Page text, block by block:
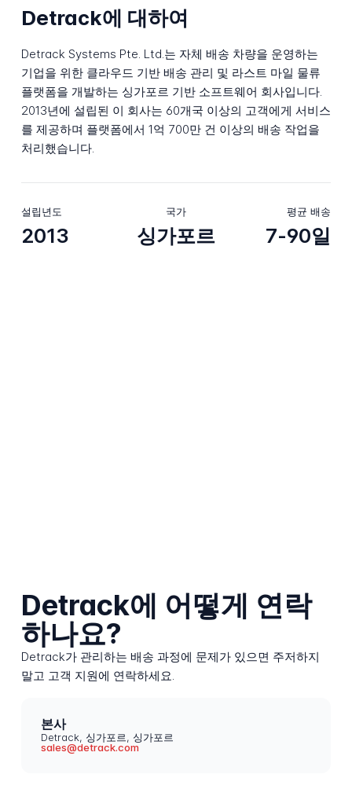
Detrack에 대하여
Detrack Systems Pte. Ltd.는 자체 배송 차량을 운영하는
기업을 위한 클라우드 기반 배송 관리 및 라스트 마일 물류
플랫폼을 개발하는 싱가포르 기반 소프트웨어 회사입니다.
2013년에 설립된 이 회사는 60개국 이상의 고객에게 서비스
를 제공하며 플랫폼에서 1억 700만 건 이상의 배송 작업을
처리했습니다.
설립년도
2013
국가
싱가포르
평균 배송
7-90일
Detrack에 어떻게 연락
하나요?
Detrack가 관리하는 배송 과정에 문제가 있으면 주저하지
말고 고객 지원에 연락하세요.
본사
Detrack, 싱가포르, 싱가포르
sales@detrack.com